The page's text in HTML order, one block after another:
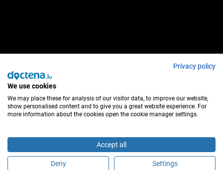
Privacy policy
We use cookies
We may place these for analysis of our visitor data, to improve our website,
show personalised content and to give you a great website experience. For
more information about the cookies open the cookie manager settings.
Accept all
Deny Settings